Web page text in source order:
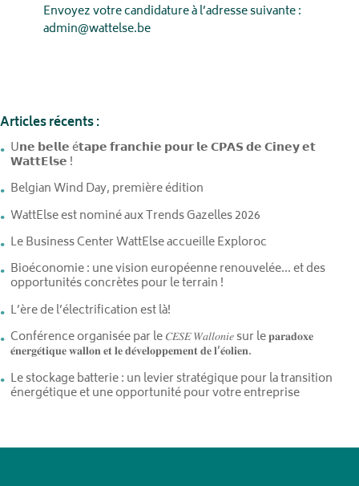
Envoyez votre candidature à l’adresse suivante :
admin@wattelse.be
Articles récents :
U𝗻𝗲 𝗯𝗲𝗹𝗹𝗲 é𝘁𝗮𝗽𝗲 𝗳𝗿𝗮𝗻𝗰𝗵𝗶𝗲 𝗽𝗼𝘂𝗿 𝗹𝗲 𝗖𝗣𝗔𝗦 𝗱𝗲 𝗖𝗶𝗻𝗲𝘆 𝗲𝘁
𝗪𝗮𝘁𝘁𝗘𝗹𝘀𝗲 !
Belgian Wind Day, première édition
WattElse est nominé aux Trends Gazelles 2026
Le Business Center WattElse accueille Exploroc
Bioéconomie : une vision européenne renouvelée… et des
opportunités concrètes pour le terrain !
L’ère de l’électrification est là!
Conférence organisée par le 𝐶𝐸𝑆𝐸 𝑊𝑎𝑙𝑙𝑜𝑛𝑖𝑒 sur le 𝐩𝐚𝐫𝐚𝐝𝐨𝐱𝐞
𝐞́𝐧𝐞𝐫𝐠𝐞́𝐭𝐢𝐪𝐮𝐞 𝐰𝐚𝐥𝐥𝐨𝐧 𝐞𝐭 𝐥𝐞 𝐝𝐞́𝐯𝐞𝐥𝐨𝐩𝐩𝐞𝐦𝐞𝐧𝐭 𝐝𝐞 𝐥’𝐞́𝐨𝐥𝐢𝐞𝐧.
Le stockage batterie : un levier stratégique pour la transition
énergétique et une opportunité pour votre entreprise